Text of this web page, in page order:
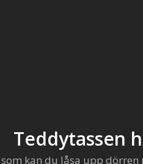
Teddytassen
kan du låsa upp